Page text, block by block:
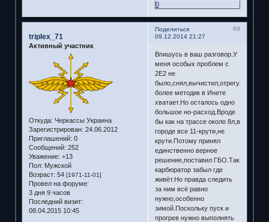
0
Поделиться
69
09.12.2014 21:27
triplex_71
Активный участник
Откуда: Черкассы Украина
Зарегистрирован: 24.06.2012
Приглашений: 0
Сообщений: 252
Уважение: +13
Пол: Мужской
Возраст: 54 [1971-11-01]
Провел на форуме:
3 дня 9 часов
Последний визит:
08.04.2015 10:45
Впишусь в ваш разговор.У
меня особых проблем с
2Е2 не
более методик в Инете
хватает.Но осталось одно
большое но-расход.Вроде
бы как на трассе около 8л,в
городе все 11-крути,не
крути.Потому принял
единственно верное
решение,поставил ГБО.Так
карбюратор забыл где
живёт.Но правда следить
за ним всё равно
нужно,особенно
зимой.Поскольку пуск и
прогрев нужно выполнять